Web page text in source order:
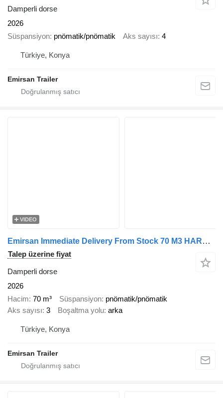
Damperli dorse
2026
Süspansiyon pnömatik/pnömatik Aks sayısı 4
Türkiye, Konya
Emirsan Trailer
VIDEO
Emirsan Immediate Delivery From Stock 70 M3 HARDOX ACCORDION TIPPER //
Talep üzerine fiyat
Damperli dorse
2026
Hacim 70 m³ Süspansiyon pnömatik/pnömatik
Aks sayısı 3 Boşaltma yolu arka
Türkiye, Konya
Emirsan Trailer